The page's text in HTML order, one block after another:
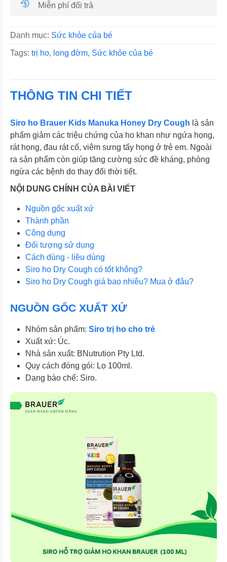
Miễn phí đổi trả
Danh mục: Sức khỏe của bé
Tags: trị ho, long đờm, Sức khỏe của bé
THÔNG TIN CHI TIẾT
Siro ho Brauer Kids Manuka Honey Dry Cough là sản
phẩm giảm các triệu chứng của ho khan như ngứa họng,
rát họng, đau rát cổ, viêm sưng tấy họng ở trẻ em. Ngoài
ra sản phẩm còn giúp tăng cường sức đề kháng, phòng
ngừa các bệnh do thay đổi thời tiết.
NỘI DUNG CHÍNH CỦA BÀI VIẾT
Nguồn gốc xuất xứ
Thành phần
Công dụng
Đối tượng sử dụng
Cách dùng - liều dùng
Siro ho Dry Cough có tốt không?
Siro ho Dry Cough giá bao nhiêu? Mua ở đâu?
NGUỒN GỐC XUẤT XỨ
Nhóm sản phẩm: Siro trị ho cho trẻ
Xuất xứ: Úc.
Nhà sản xuất: BNutrution Pty Ltd.
Quy cách đóng gói: Lọ 100ml.
Dạng bào chế: Siro.